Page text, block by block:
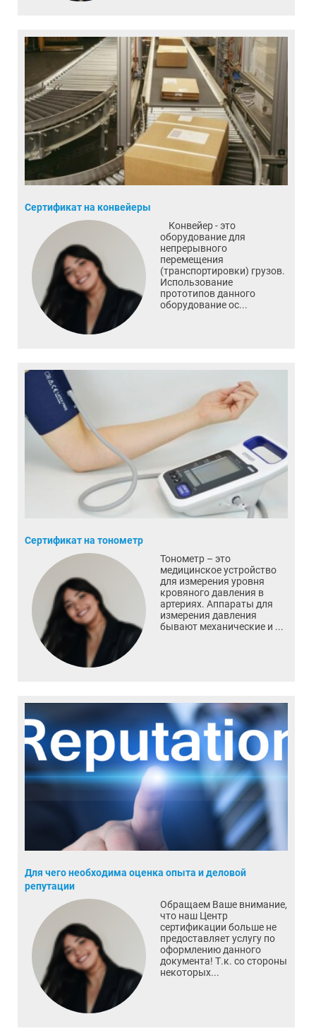
Сертификат на конвейеры
Конвейер - это
оборудование для
непрерывного
перемещения
(транспортировки) грузов.
Использование
прототипов данного
оборудование ос...
Сертификат на тонометр
Тонометр – это
медицинское устройство
для измерения уровня
кровяного давления в
артериях. Аппараты для
измерения давления
бывают механические и ...
Для чего необходима оценка опыта и деловой
репутации
Обращаем Ваше внимание,
что наш Центр
сертификации больше не
предоставляет услугу по
оформлению данного
документа! Т.к. со стороны
некоторых...